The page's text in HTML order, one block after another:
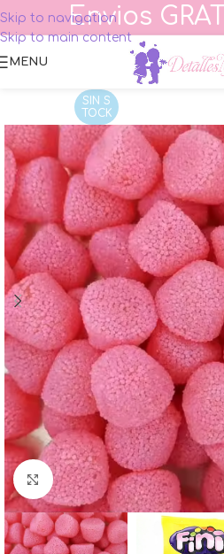
Skip to navigation
Skip to main content
Envios
MENU
SIN S
TOCK
Ampliar foto